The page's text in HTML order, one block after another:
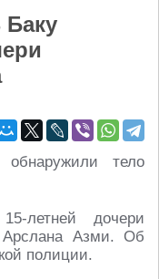
летней дочери
Арслана Азми. Об
полиции.